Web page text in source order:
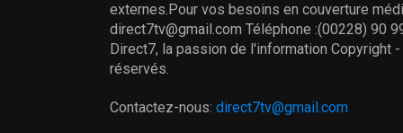
externes.Pour vos besoins en couverture
direct7tv@gmail.com Téléphone :(00228) 90
Direct7, la passion de l'information Copyright
réservés.
Contactez-nous: direct7tv@gmail.com